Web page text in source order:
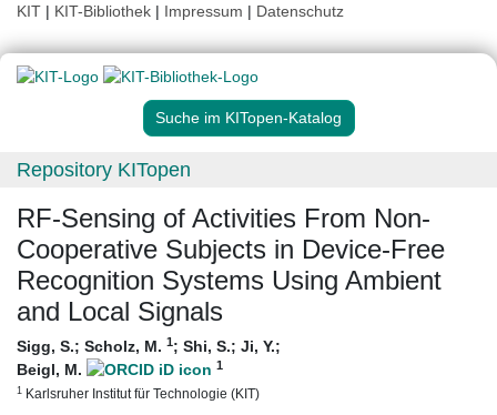
KIT | KIT-Bibliothek | Impressum | Datenschutz
Suche im KITopen-Katalog
Repository KITopen
RF-Sensing of Activities From Non-
Cooperative Subjects in Device-Free
Recognition Systems Using Ambient
and Local Signals
Sigg, S.; Scholz, M. 1; Shi, S.; Ji, Y.;
Beigl, M.
1
1 Karlsruher Institut für Technologie (KIT)